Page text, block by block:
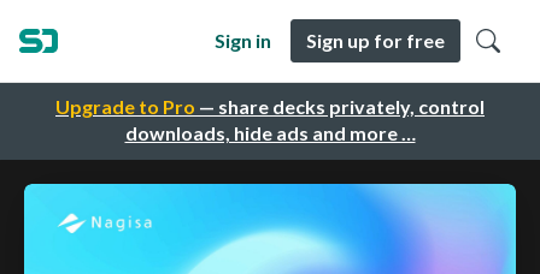
Upgrade to Pro — share decks privately, control
downloads, hide ads and more …
Sign in Sign up for free